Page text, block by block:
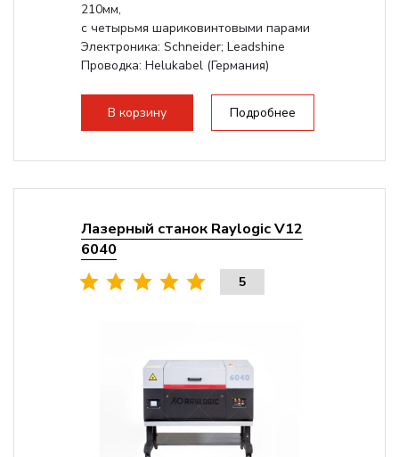
210мм,
с четырьмя шариковинтовыми парами
Электроника: Schneider; Leadshine
Проводка: Helukabel (Германия)
В корзину
Подробнее
Лазерный станок Raylogic V12
6040
5